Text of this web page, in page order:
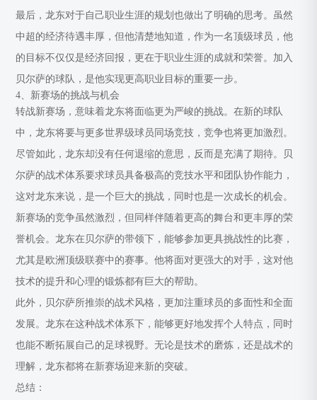
最后，龙东对于自己职业生涯的规划也做出了明确的思考。虽然
中超的经济待遇丰厚，但他清楚地知道，作为一名顶级球员，他
的目标不仅仅是经济回报，更在于职业生涯的成就和荣誉。加入
贝尔萨的球队，是他实现更高职业目标的重要一步。
4、新赛场的挑战与机会
转战新赛场，意味着龙东将面临更为严峻的挑战。在新的球队
中，龙东将要与更多世界级球员同场竞技，竞争也将更加激烈。
尽管如此，龙东却没有任何退缩的意思，反而是充满了期待。贝
尔萨的战术体系要求球员具备极高的竞技水平和团队协作能力，
这对龙东来说，是一个巨大的挑战，同时也是一次成长的机会。
新赛场的竞争虽然激烈，但同样伴随着更高的舞台和更丰厚的荣
誉机会。龙东在贝尔萨的带领下，能够参加更具挑战性的比赛，
尤其是欧洲顶级联赛中的赛事。他将面对更强大的对手，这对他
技术的提升和心理的锻炼都有巨大的帮助。
此外，贝尔萨所推崇的战术风格，更加注重球员的多面性和全面
发展。龙东在这种战术体系下，能够更好地发挥个人特点，同时
也能不断拓展自己的足球视野。无论是技术的磨炼，还是战术的
理解，龙东都将在新赛场迎来新的突破。
总结：